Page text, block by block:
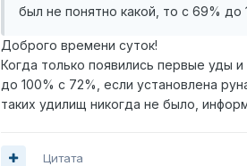
был не понятно какой, то с 69%
Доброго времени суток!
Когда только появились первые уды
до 100% с 72%, если установлена
таких удилищ никогда не было,
Цитата